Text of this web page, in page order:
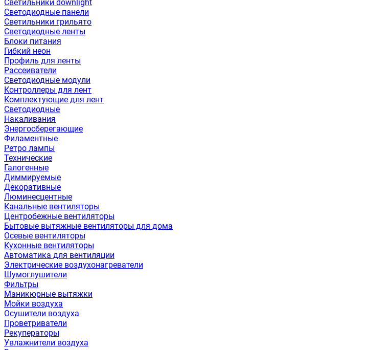
Светильники downlight
Светодиодные панели
Светильники грильято
Светодиодные ленты
Блоки питания
Гибкий неон
Профиль для ленты
Рассеиватели
Светодиодные модули
Контроллеры для лент
Комплектующие для лент
Светодиодные
Накаливания
Энергосберегающие
Филаментные
Ретро лампы
Технические
Галогенные
Диммируемые
Декоративные
Люминесцентные
Канальные вентиляторы
Центробежные вентиляторы
Бытовые вытяжные вентиляторы для дома
Осевые вентиляторы
Кухонные вентиляторы
Автоматика для вентиляции
Электрические воздухонагреватели
Шумоглушители
Фильтры
Маникюрные вытяжки
Мойки воздуха
Осушители воздуха
Проветриватели
Рекуператоры
Увлажнители воздуха